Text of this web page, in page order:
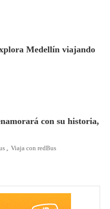
Medellín viajando
con su historia,
, Viaja con redBus